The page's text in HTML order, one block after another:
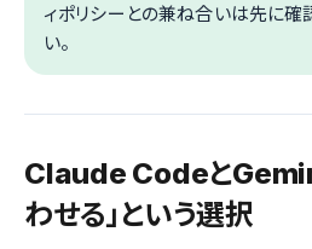
ィポリシーとの兼ね合いは先に確
い。
Claude Codeと
わせる」という選択